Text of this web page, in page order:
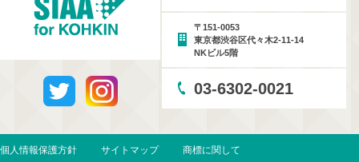
〒151-0053
東京都渋谷区代々木2-11-14
NKビル5階
03-6302-0021
個人情報保護方針 サイトマップ 商標に関して